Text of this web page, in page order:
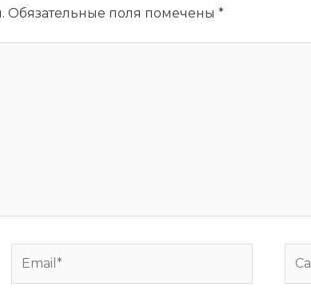
Обязательные поля помечены *